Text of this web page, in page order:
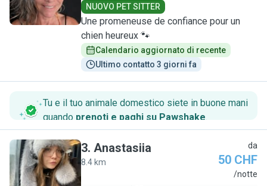
NUOVO PET SITTER
Une promeneuse de confiance pour un
chien heureux 🐾
Calendario aggiornato di recente
Ultimo contatto 3 giorni fa
Tu e il tuo animale domestico siete in buone mani
quando prenoti e paghi su Pawshake.
A
3. Anastasiia
8.4 km
da
50 CHF
/notte